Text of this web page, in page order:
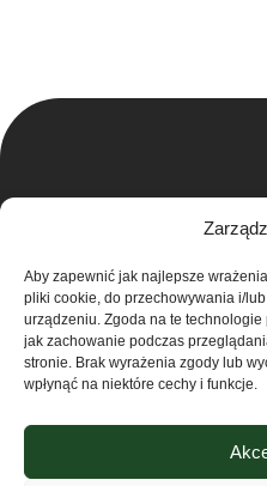
Aby zapewnić jak najlepsze
pliki cookie, do przechowywania i/
urządzeniu. Zgoda na te
jak zachowanie podczas
stronie. Brak wyrażenia zgody lub
wpłynąć na niektóre cechy i funkcje.
Grupa Ventus Sp. z o.o.
Producent odzieży sportowej
NIP: 676-245-66-87 KRS
Sąd rejonowy dla Krakowa –